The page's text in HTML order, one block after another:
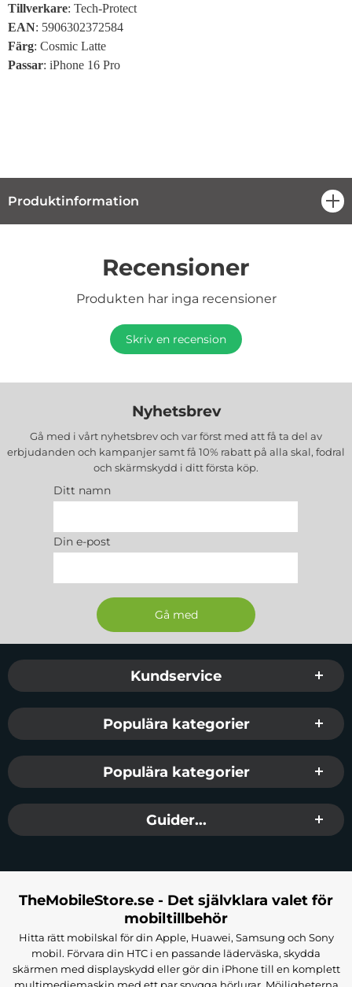
Tillverkare: Tech-Protect
EAN: 5906302372584
Färg: Cosmic Latte
Passar: iPhone 16 Pro
Produktinformation
Recensioner
Produkten har inga recensioner
Skriv en recension
Nyhetsbrev
Gå med i vårt nyhetsbrev och var först med att få ta del av
erbjudanden och kampanjer samt få 10% rabatt på alla skal, fodral
och skärmskydd i ditt första köp.
Ditt namn
Din e-post
Sidfot Blandad info och länkar
Kundservice
Populära kategorier
Populära kategorier
Guider...
TheMobileStore.se - Det självklara valet för
mobiltillbehör
Hitta rätt mobilskal för din Apple, Huawei, Samsung och Sony
mobil. Förvara din HTC i en passande läderväska, skydda
skärmen med displayskydd eller gör din iPhone till en komplett